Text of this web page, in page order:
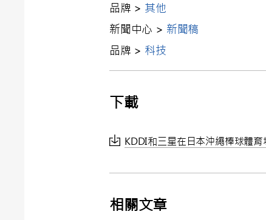
品牌 > 其他
新聞中心 > 新聞稿
品牌 > 科技
下載
KDDI和三星在日本沖繩棒球體
相關文章